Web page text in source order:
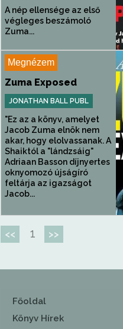
A nép ellensége az első
végleges beszámoló
Zuma...
Megnézem
Zuma Exposed
JONATHAN BALL PUBL
"Ez az a könyv, amelyet
Jacob Zuma elnök nem
akar, hogy elolvassanak. A
Shaiktól a "lándzsáig"
Adriaan Basson díjnyertes
oknyomozó újságíró
feltárja az igazságot
Jacob...
<< 1 >>
Főoldal
Könyv Hírek